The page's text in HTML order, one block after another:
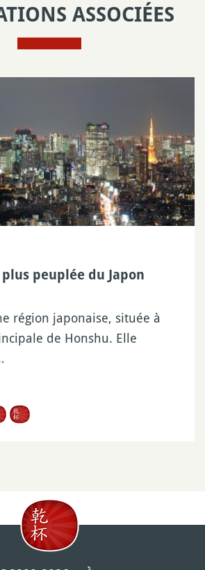
ASSOCIÉES
peuplée du Japon
région japonaise, située à
de Honshu. Elle